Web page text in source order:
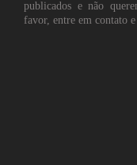
publicados e não
favor, entre em contato